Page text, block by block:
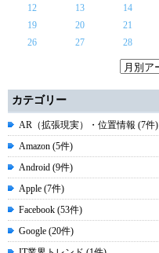
12
13 14
19
20 21
26
27 28
カテゴリー
AR（拡張現実）・位置情報 (7件)
Amazon (5件)
Android (9件)
Apple (7件)
Facebook (53件)
Google (20件)